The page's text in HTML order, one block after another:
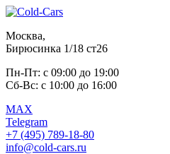
Москва,
Бирюсинка 1/18 ст26 ​
Пн-Пт: с 09:00 до 19:00
Сб-Вс: с 10:00 до 16:00
MAX
Telegram
+7 (495) 789-18-80
info@cold-cars.ru